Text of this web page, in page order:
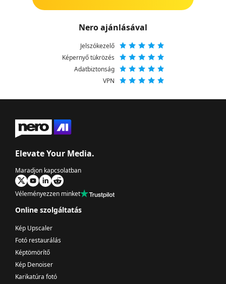
Nero ajánlásával
Jelszókezelő
Képernyő tükrözés
Adatbiztonság
VPN
Elevate Your Media.
Maradjon kapcsolatban
Véleményezzen minket
Online szolgáltatás
Kép Upscaler
Fotó restaurálás
Képtömörítő
Kép Denoiser
Karikatúra fotó